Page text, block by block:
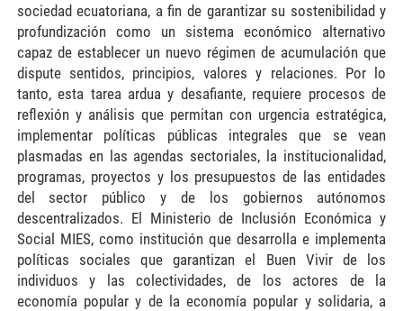
sociedad ecuatoriana, a fin de garantizar su sostenibilidad y
profundización como un sistema económico alternativo
capaz de establecer un nuevo régimen de acumulación que
dispute sentidos, principios, valores y relaciones. Por lo
tanto, esta tarea ardua y desafiante, requiere procesos de
reflexión y análisis que permitan con urgencia estratégica,
implementar políticas públicas integrales que se vean
plasmadas en las agendas sectoriales, la institucionalidad,
programas, proyectos y los presupuestos de las entidades
del sector público y de los gobiernos autónomos
descentralizados. El Ministerio de Inclusión Económica y
Social MIES, como institución que desarrolla e implementa
políticas sociales que garantizan el Buen Vivir de los
individuos y las colectividades, de los actores de la
economía popular y de la economía popular y solidaria, a